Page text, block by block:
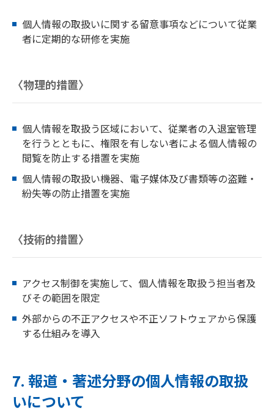
個人情報の取扱いに関する留意事項などについて従業
者に定期的な研修を実施
〈物理的措置〉
個人情報を取扱う区域において、従業者の入退室管理
を行うとともに、権限を有しない者による個人情報の
閲覧を防止する措置を実施
個人情報の取扱い機器、電子媒体及び書類等の盗難・
紛失等の防止措置を実施
〈技術的措置〉
アクセス制御を実施して、個人情報を取扱う担当者及
びその範囲を限定
外部からの不正アクセスや不正ソフトウェアから保護
する仕組みを導入
7. 報道・著述分野の個人情報の取扱
いについて